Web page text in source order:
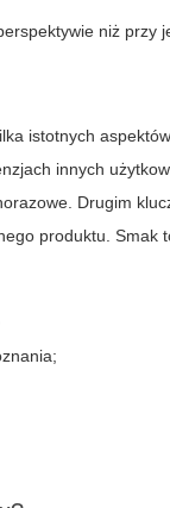
niż przy
istotnych
innych
. Drugim
produktu.